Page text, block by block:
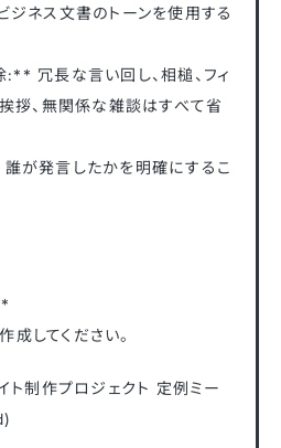
ネス文書のトーンを使用する
冗長な言い回し、相槌、フィ
挨拶、無関係な雑談はすべて省
が発言したかを明確にするこ
してください。
ト制作プロジェクト 定例ミー